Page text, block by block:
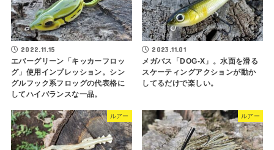
2022.11.15
エバーグリーン「キッカーフロッ
グ」使用インプレッション。シン
グルフック系フロッグの代表格に
してハイバランスな一品。
2023.11.01
メガバス「DOG-X」。水面を滑る
スケーティングアクションが動か
してるだけで楽しい。
ルアー ルアー